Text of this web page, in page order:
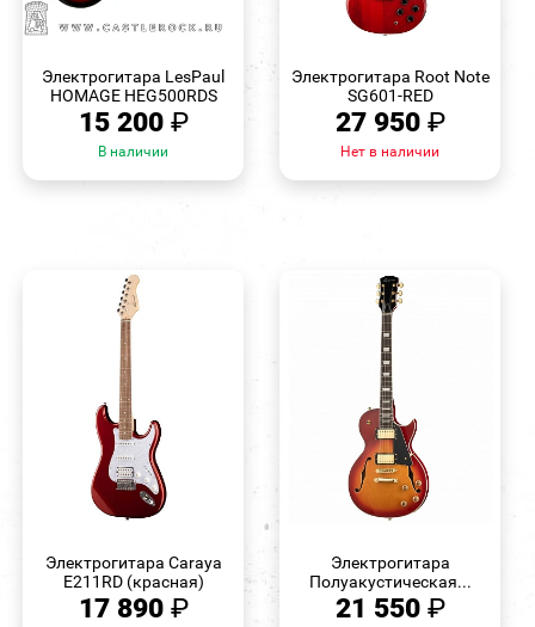
Электрогитара LesPaul
HOMAGE HEG500RDS
15 200 ₽
В наличии
Электрогитара Root Note
SG601-RED
27 950 ₽
Нет в наличии
Электрогитара Caraya
E211RD (красная)
17 890 ₽
Электрогитара
Полуакустическая...
21 550 ₽